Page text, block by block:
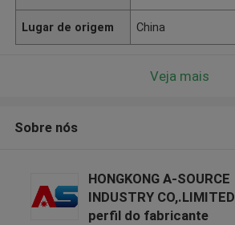
Lugar de origem China
Veja mais
Sobre nós
HONGKONG A-SOURCE
INDUSTRY CO,.LIMITED
perfil do fabricante